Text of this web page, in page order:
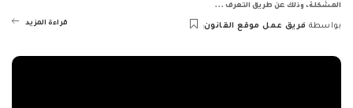
المشكلة، وذلك عن طريق التعرف ...
Posted
بواسطة فريق عمل موقع القانون قراءة المزيد